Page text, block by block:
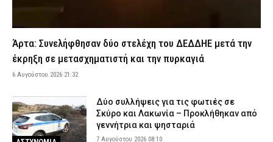
Εμπρησμός στη Marfin: Μετά τις 22:00 φτάνει στην Ελλάδα η
46χρονη – Θα κρατηθεί στη ΓΑΔΑ
ΑΣΤΥΝΟΜΙΑ 6 Αυγούστου 2026 19:16
Κολυμπάδα – Προς τη θάλασσα κινείται το μέτωπο
ΕΙΔΗΣΕΙΣ 6 Αυγούστου 2026 19:05
Τροχαίο ατύχημα στον περιφερειακό Σπάτων – Καθυστερήσεις
Άρτα: Συνελήφθησαν δύο στελέχη του ΔΕΔΔΗΕ μετά την
έκρηξη σε μετασχηματιστή και την πυρκαγιά
6 Αυγούστου 2026 21:32
Δύο συλλήψεις για τις φωτιές σε
Σκύρο και Λακωνία – Προκλήθηκαν από
γεννήτρια και ψησταριά
7 Αυγούστου 2026 08:10